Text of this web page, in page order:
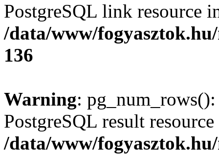
PostgreSQL link resource
/data/www/
136
Warning:
PostgreSQL result
/data/www/